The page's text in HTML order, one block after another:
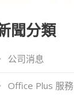
聞分類
公司消息
Office Plus 服務